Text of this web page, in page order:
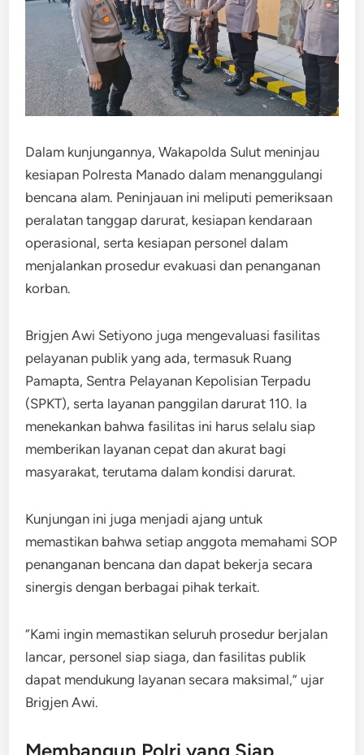
Dalam kunjungannya, Wakapolda Sulut meninjau
kesiapan Polresta Manado dalam menanggulangi
bencana alam. Peninjauan ini meliputi pemeriksaan
peralatan tanggap darurat, kesiapan kendaraan
operasional, serta kesiapan personel dalam
menjalankan prosedur evakuasi dan penanganan
korban.
Brigjen Awi Setiyono juga mengevaluasi fasilitas
pelayanan publik yang ada, termasuk Ruang
Pamapta, Sentra Pelayanan Kepolisian Terpadu
(SPKT), serta layanan panggilan darurat 110. Ia
menekankan bahwa fasilitas ini harus selalu siap
memberikan layanan cepat dan akurat bagi
masyarakat, terutama dalam kondisi darurat.
Kunjungan ini juga menjadi ajang untuk
memastikan bahwa setiap anggota memahami SOP
penanganan bencana dan dapat bekerja secara
sinergis dengan berbagai pihak terkait.
“Kami ingin memastikan seluruh prosedur berjalan
lancar, personel siap siaga, dan fasilitas publik
dapat mendukung layanan secara maksimal,” ujar
Brigjen Awi.